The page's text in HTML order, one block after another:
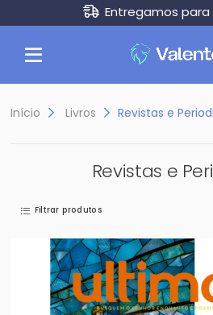
Entre com email
Criar nova
Entregamos
Início Livros Revistas e
Revistas e
Filtrar produtos